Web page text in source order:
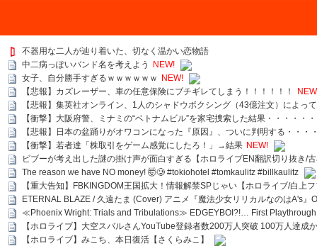
不器用な二人が辿り着いた、切なく温かい恋物語
中二病っぽいバンド名を考えよう
NEW!
女子、自分勝手すぎるｗｗｗｗｗｗ
NEW!
【悲報】カズレーザー、車の任意保険にブチギレてしまう！！！！！！
【悲報】集英社オンライン、1人のシャドウボクシング（43億注文）によっ
【衝撃】大阪府警、ミナミの“ベトナムビル”を家宅捜索した結果・・・・・・
【悲報】日本の盆踊りがオワコンになった『原因』、ついに判明する・・・
【衝撃】若者達「株取引をゲーム感覚にしたろ！」→結果 NEW!
ビブーが考え出した謎の掛け声が面白すぎる【ホロライブEN翻訳切り抜き/
The reason we have NO money! 🤯🥲 #tokiohotel #tomkaulitz #billkaulitz
【重大告知】FBKINGDOM王国拡大！情報解禁SPじゃい【ホロライブ/白上
ETERNAL BLAZE / 久遠たま (Cover) アニメ『魔法少女リリカルなのはA's』
≪Phoenix Wright: Trials and Tribulations≫ EDGEYBOI?!… First
【ホロライブ】大空スバルさんYouTube登録者数200万人突破 100万人達成
【ホロライブ】みこち、本日復活【さくらみこ】